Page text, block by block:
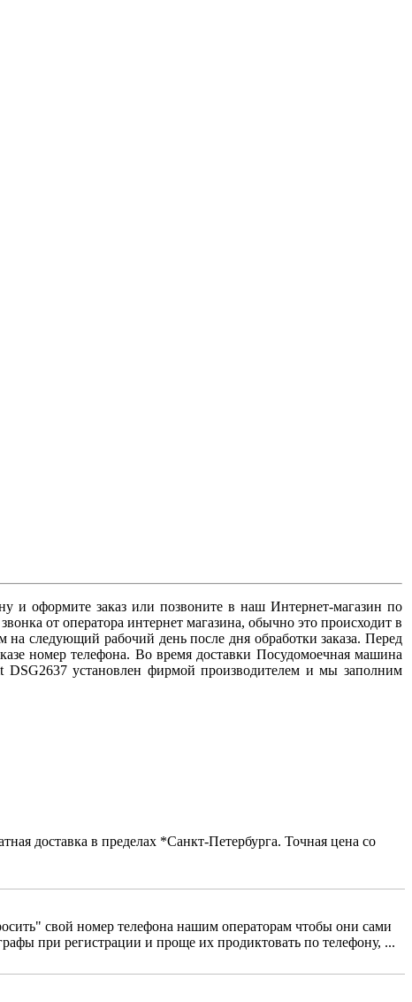
и оформите заказ или позвоните в наш Интернет-магазин по
от оператора интернет магазина, обычно это происходит в
следующий рабочий день после дня обработки заказа. Перед
номер телефона. Во время доставки Посудомоечная машина
DSG2637 установлен фирмой производителем и мы заполним
доставка в пределах *Санкт-Петербурга. Точная цена со
свой номер телефона нашим операторам чтобы они сами
при регистрации и проще их продиктовать по телефону, ...